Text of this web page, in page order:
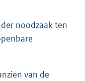
noodzaak ten
van de